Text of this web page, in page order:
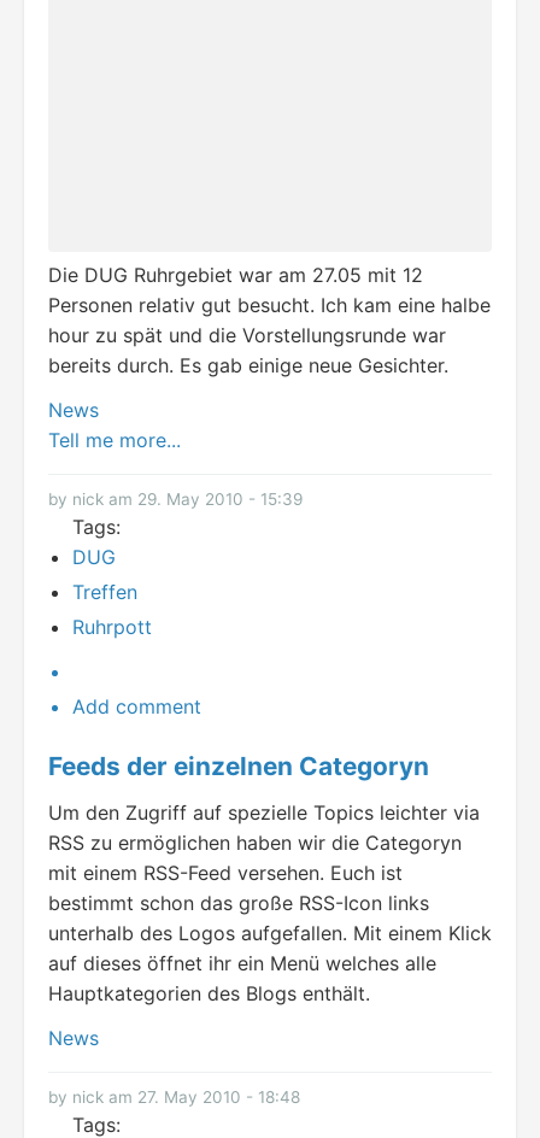
Die DUG Ruhrgebiet war am 27.05 mit 12
Personen relativ gut besucht. Ich kam eine halbe
hour zu spät und die Vorstellungsrunde war
bereits durch. Es gab einige neue Gesichter.
News
Tell me more...
by nick am 29. May 2010 - 15:39
Tags:
DUG
Treffen
Ruhrpott
Add comment
Feeds der einzelnen Categoryn
Um den Zugriff auf spezielle Topics leichter via
RSS zu ermöglichen haben wir die Categoryn
mit einem RSS-Feed versehen. Euch ist
bestimmt schon das große RSS-Icon links
unterhalb des Logos aufgefallen. Mit einem Klick
auf dieses öffnet ihr ein Menü welches alle
Hauptkategorien des Blogs enthält.
News
by nick am 27. May 2010 - 18:48
Tags: